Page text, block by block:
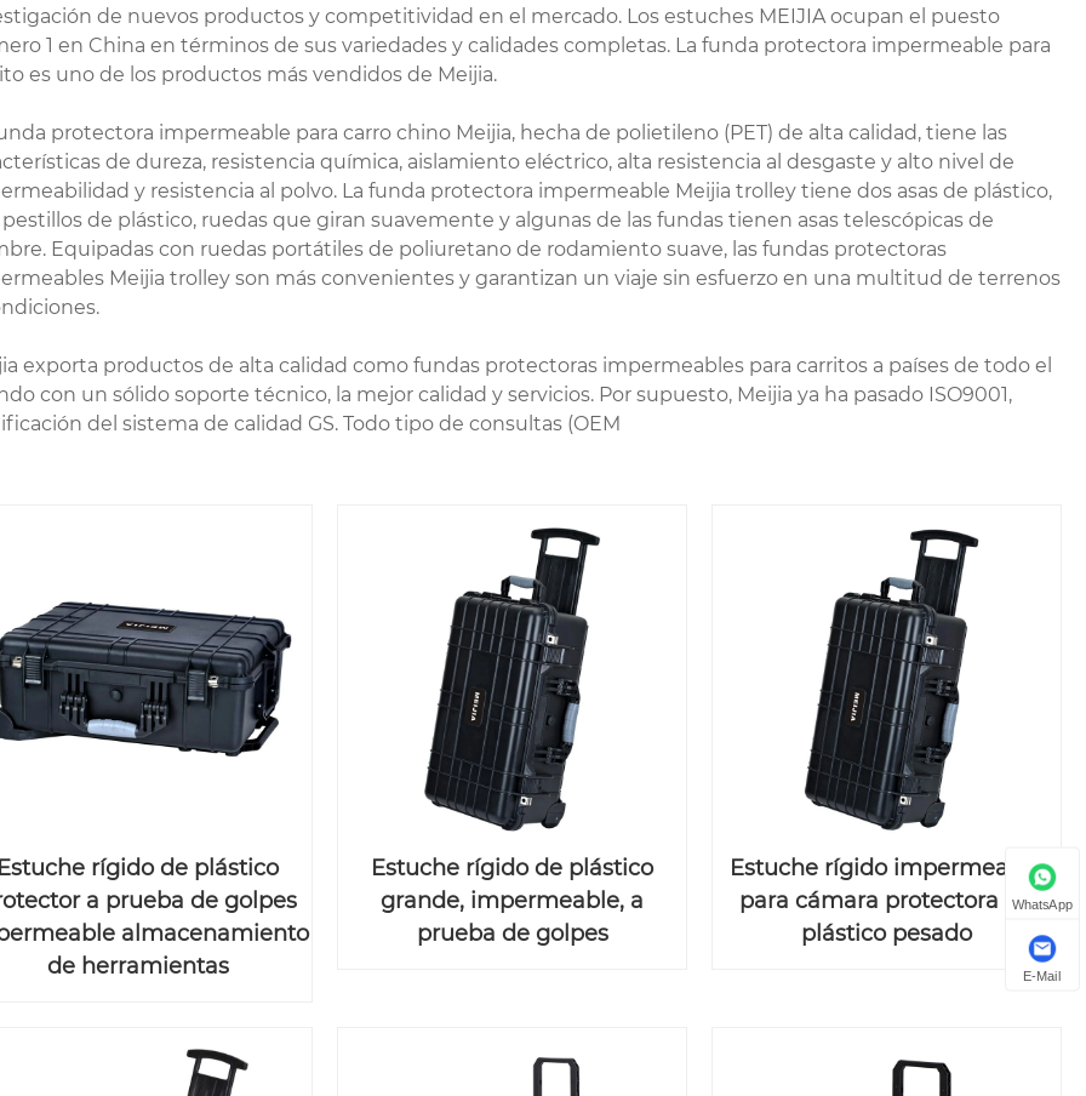
de nuevos productos y competitividad en el mercado. Los estuches MEIJIA ocupan el puesto
1 en China en términos de sus variedades y calidades completas. La funda protectora impermeable para
es uno de los productos más vendidos de Meijia.
protectora impermeable para carro chino Meijia, hecha de polietileno (PET) de alta calidad, tiene las
de dureza, resistencia química, aislamiento eléctrico, alta resistencia al desgaste y alto nivel de
y resistencia al polvo. La funda protectora impermeable Meijia trolley tiene dos asas de plástico,
de plástico, ruedas que giran suavemente y algunas de las fundas tienen asas telescópicas de
Equipadas con ruedas portátiles de poliuretano de rodamiento suave, las fundas protectoras
Meijia trolley son más convenientes y garantizan un viaje sin esfuerzo en una multitud de terrenos
exporta productos de alta calidad como fundas protectoras impermeables para carritos a países de todo el
con un sólido soporte técnico, la mejor calidad y servicios. Por supuesto, Meijia ya ha pasado ISO9001,
del sistema de calidad GS. Todo tipo de consultas (OEM
rígido de plástico
a prueba de golpes
almacenamiento
de herramientas
Estuche rígido de plástico
grande, impermeable, a
prueba de golpes
Estuche rígido impermeable
para cámara protectora de
plástico pesado
WhatsApp
E-Mail